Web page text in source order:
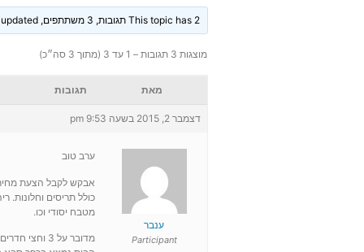
This topic has 2 תגובות, 3 משתתפים, and was last updated
מוצגות 3 תגובות – 1 עד 3 (מתוך 3 סה״כ)
מאת תגובות
דצמבר 2, 2015 בשעה 9:53 pm
ענבר
Participant
ערב טוב
אבקש לקבל הצעת מחיר
כולל תריסים וחלונות.
מטבח יסודי וכו.
מדובר על 3 וחצי חדרים ללא מרפסות